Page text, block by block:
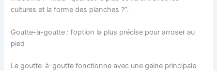
cultures et la forme des planches ?”.
Goutte-à-goutte : l’option la plus précise pour arroser au
pied
Le goutte-à-goutte fonctionne avec une gaine principale